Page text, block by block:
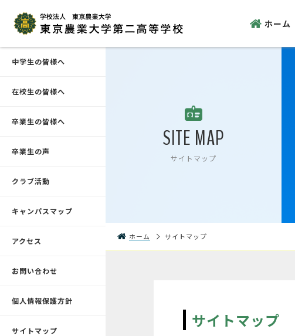
ホーム
中学生の皆様へ
在校生の皆様へ
卒業生の皆様へ
卒業生の声
クラブ活動
キャンパスマップ
アクセス
お問い合わせ
個人情報保護方針
サイトマップ
SITE MAP
サイトマップ
ホーム サイトマップ
サイトマップ